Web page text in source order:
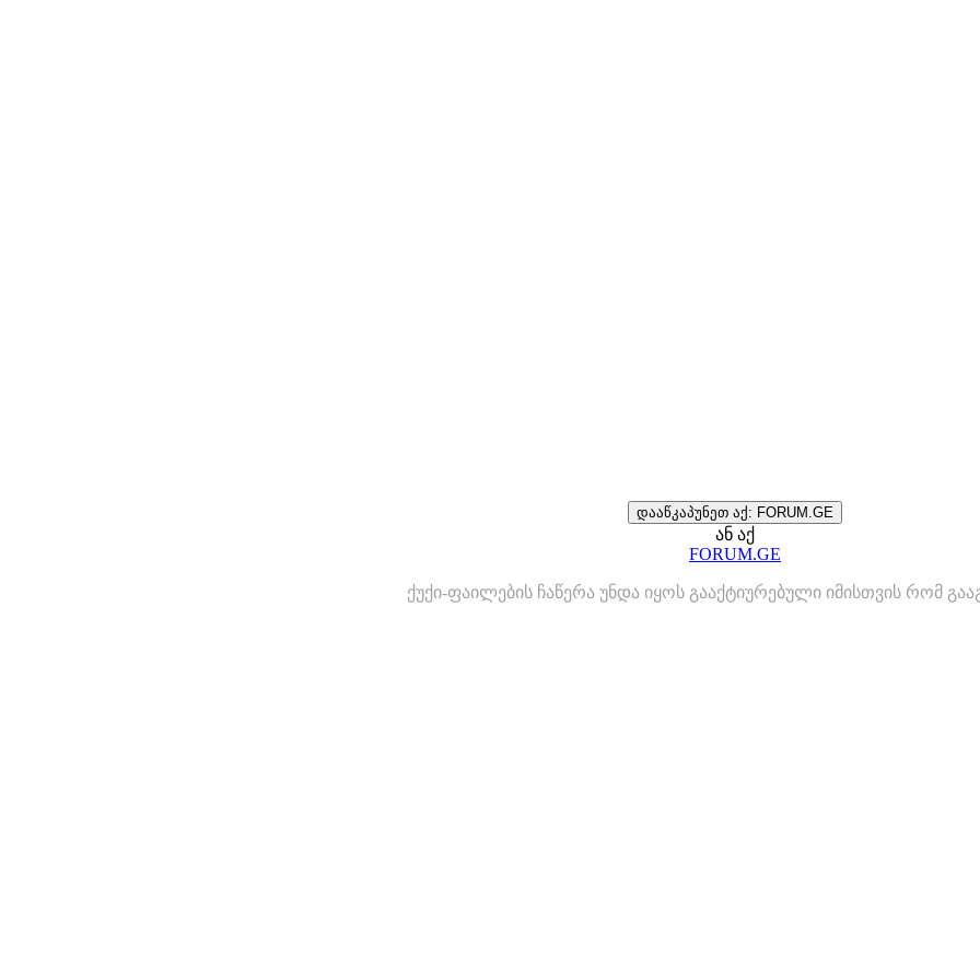
დააწკაპუნეთ აქ: FORUM.GE
ან აქ
FORUM.GE
ქუქი-ფაილების ჩაწერა უნდა იყოს გააქტიურებული იმისთვის რომ